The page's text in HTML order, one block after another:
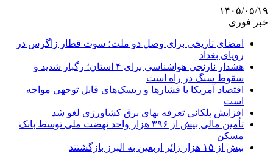
۱۴۰۵/۰۵/۱۹
خبر فوری
امضای تاریخی برای وصل دو ملت؛ سوت قطار زاگرس در
رویای بغداد
هشدار نارنجی هواشناسی برای ۴ استان؛ رگبار شدید و
سقوط سنگ در راه است
اقتصاد آمریکا با فشارها و ریسک‌های قابل توجهی مواجه
است
افزایش پلکانی تعرفه بهای برق کشاورزی لغو شد
تأمین مالی بیش از ۳۹۶ هزار واحد نهضت ملی توسط بانک
مسکن
بیش از ۱۵ هزار زائر اربعین به البرز بازگشتند